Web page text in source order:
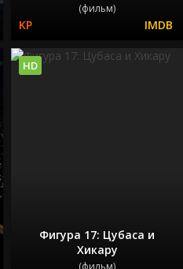
(фильм)
Фигура 17: Цубаса и
Хикару
(фильм)
HD